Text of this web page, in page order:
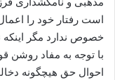
است رفتار خود را
خصوص ندارد مگر
با توجه به مفاد روشن
احوال حق هیچگونه